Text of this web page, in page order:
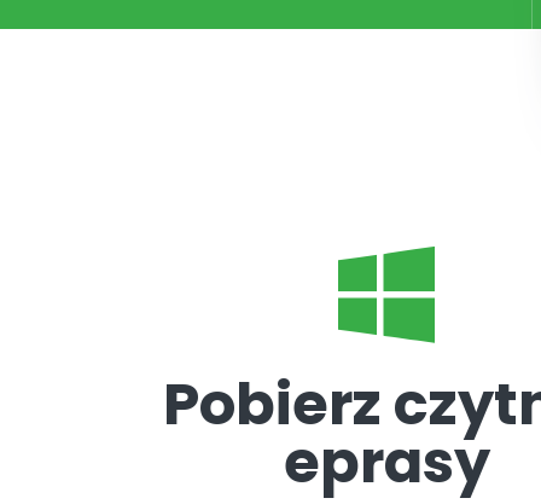
Pobierz
eprasy